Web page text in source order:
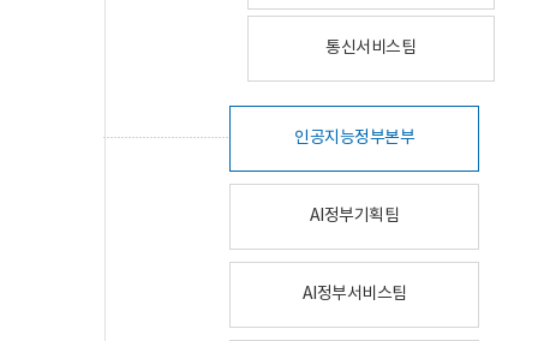
통신서비스팀
인공지능정부본부
AI정부기획팀
AI정부서비스팀